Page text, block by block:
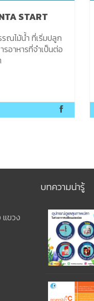
START
ที่เริ่มปลูก
อาหารที่จำเป็นต่อ
แขวง
บทความน่ารู้